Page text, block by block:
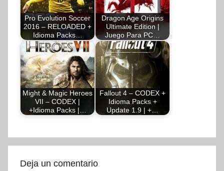
Pro Evolution Soccer
2016 – RELOADED +
Idioma Packs…
Dragon Age Origins
Ultimate Edition |
Juego Para PC…
Might & Magic Heroes
VII – CODEX |
+Idioma Packs |…
Fallout 4 – CODEX +
Idioma Packs +
Update 1.9 | +…
Deja un comentario